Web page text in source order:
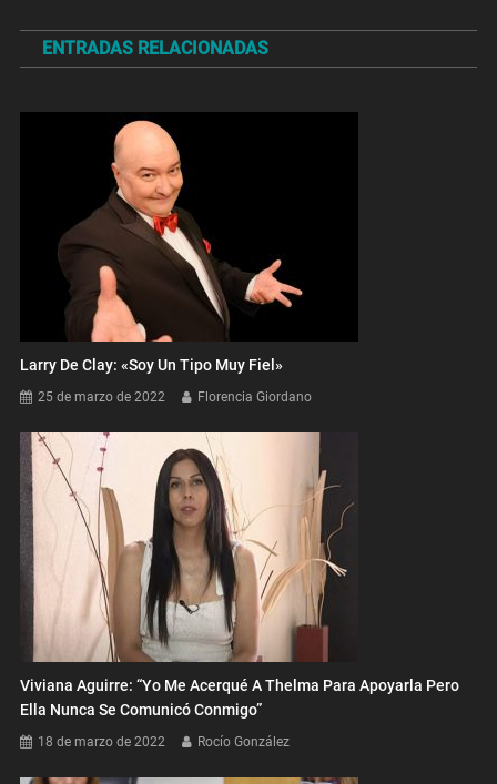
de
entradas
ENTRADAS RELACIONADAS
Larry De Clay: «Soy Un Tipo Muy Fiel»
25 de marzo de 2022 Florencia Giordano
Viviana Aguirre: “Yo Me Acerqué A Thelma Para Apoyarla Pero
Ella Nunca Se Comunicó Conmigo”
18 de marzo de 2022 Rocío González